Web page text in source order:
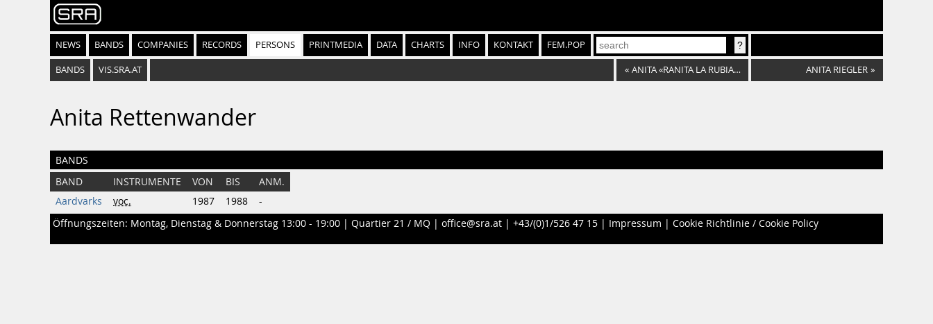
NEWS BANDS COMPANIES RECORDS PERSONS PRINTMEDIA DATA CHARTS INFO KONTAKT FEM.POP
BANDS VIS.SRA.AT « ANITA «RANITA LA RUBIA» LANDGRAF ANITA RIEGLER »
Anita Rettenwander
BANDS
BAND INSTRUMENTE VON BIS
ANM.
Aardvarks
voc. 1987 1988
-
Öffnungszeiten: Montag, Dienstag & Donnerstag 13:00 - 19:00 | Quartier 21 / MQ | office@sra.at | +43/(0)1/526 47 15 | Impressum | Cookie Richtlinie / Cookie Policy